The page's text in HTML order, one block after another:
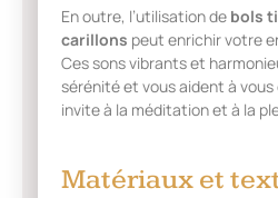
En outre, l’utilisation de bols
carillons peut enrichir votre
Ces sons vibrants et
sérénité et vous aident à
invite à la méditation et à la
Matériaux et